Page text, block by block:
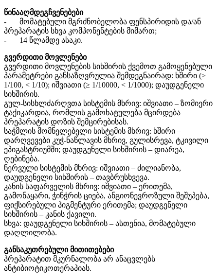
წინააღმდეგჩვენებები
-
მომატებული მგრძნობელობა ფენსპირიდის და/ან
პრეპარატის სხვა კომპონენტების მიმართ;
-
14 წლამდე ასაკი.
გვერდითი მოვლენები
გვერდითი მოვლენების სიხშირის ქვემოთ გამოყენებული
პარამეტრები განსაზღვრულია შემდეგნაირად: ხშირი (≥
1/100, < 1/10); იშვიათი (≥ 1/10000, < 1/1000); დაუდგენელი
სიხშირის.
გულ-სისხლძარღვთა სისტემის მხრივ: იშვიათი – ზომიერი
ტაქიკარდია, რომლის გამოხატულება მცირდება
პრეპარატის დოზის შემცირებისას.
საჭმლის მომნელებელი სისტემის მხრივ: ხშირი –
დარღვევები კუჭ-ნაწლავის მხრივ, გულისრევა, ტკივილი
ეპიგასტრიუმში; დაუდგენელი სიხშირის – დიარეა,
ღებინება.
ნერვული სისტემის მხრივ: იშვიათი – ძილიანობა,
დაუდგენელი სიხშირის – თავბრუსხვევა.
კანის საფარველის მხრივ: იშვიათი – ერითემა,
გამონაყარი, ჭინჭრის ციება, ანგიონევროზული შეშუპება,
ფიქსირებული პიგმენტური ერითემა; დაუდგენელი
სიხშირის – კანის ქავილი.
სხვა: დაუდგენელი სიხშირის – ასთენია, მომატებული
დაღლილობა.
განსაკუთრებული მითითებები
პრეპარატით მკურნალობა არ ანაცვლებს
ანტიბიოტიკოთერაპიას.